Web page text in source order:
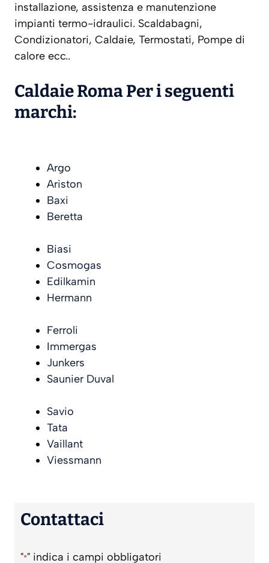
installazione, assistenza e manutenzione
impianti termo-idraulici. Scaldabagni,
Condizionatori, Caldaie, Termostati, Pompe di
calore ecc..
Caldaie Roma Per i seguenti
marchi:
Argo
Ariston
Baxi
Beretta
Biasi
Cosmogas
Edilkamin
Hermann
Ferroli
Immergas
Junkers
Saunier Duval
Savio
Tata
Vaillant
Viessmann
Contattaci
"*" indica i campi obbligatori